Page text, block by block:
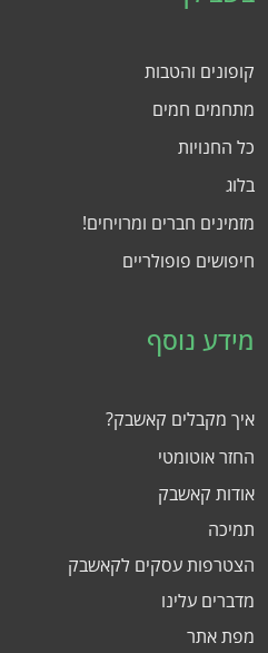
קופונים והטבות
מתחמים חמים
כל החנויות
בלוג
מזמינים חברים ומרויחים!
חיפושים פופולריים
מידע נוסף
איך מקבלים קאשבק?
החזר אוטומטי
אודות קאשבק
תמיכה
הצטרפות עסקים לקאשבק
מדברים עלינו
מפת אתר